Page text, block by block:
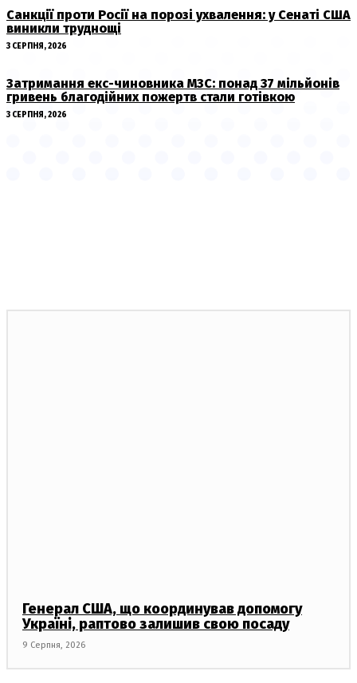
Санкції проти Росії на порозі ухвалення: у Сенаті США
виникли труднощі
3 СЕРПНЯ, 2026
Затримання екс-чиновника МЗС: понад 37 мільйонів
гривень благодійних пожертв стали готівкою
3 СЕРПНЯ, 2026
Генерал США, що координував допомогу
Україні, раптово залишив свою посаду
9 Серпня, 2026